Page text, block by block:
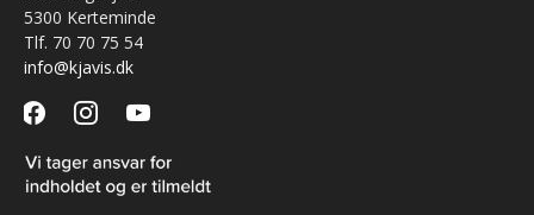
5300 Kerteminde
Tlf. 70 70 75 54
info@kjavis.dk
facebookinstagramyoutube